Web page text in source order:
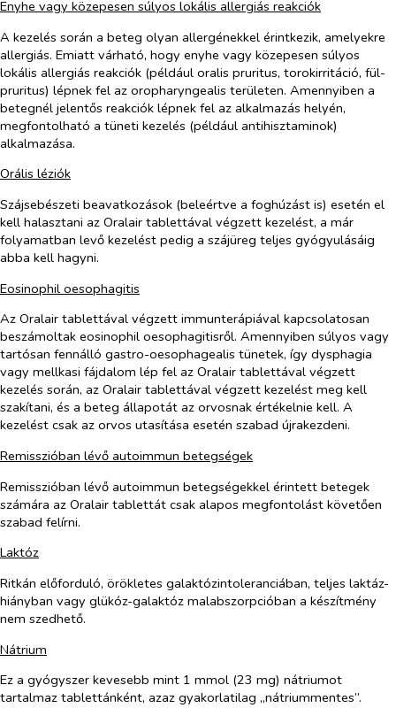
Enyhe vagy közepesen súlyos lokális allergiás reakciók
A kezelés során a beteg olyan allergénekkel érintkezik, amelyekre
allergiás. Emiatt várható, hogy enyhe vagy közepesen súlyos
lokális allergiás reakciók (például oralis pruritus, torokirritáció, fül-
pruritus) lépnek fel az oropharyngealis területen. Amennyiben a
betegnél jelentős reakciók lépnek fel az alkalmazás helyén,
megfontolható a tüneti kezelés (például antihisztaminok)
alkalmazása.
Orális léziók
Szájsebészeti beavatkozások (beleértve a foghúzást is) esetén el
kell halasztani az Oralair tablettával végzett kezelést, a már
folyamatban levő kezelést pedig a szájüreg teljes gyógyulásáig
abba kell hagyni.
Eosinophil oesophagitis
Az Oralair tablettával végzett immunterápiával kapcsolatosan
beszámoltak eosinophil oesophagitisről. Amennyiben súlyos vagy
tartósan fennálló gastro-oesophagealis tünetek, így dysphagia
vagy mellkasi fájdalom lép fel az Oralair tablettával végzett
kezelés során, az Oralair tablettával végzett kezelést meg kell
szakítani, és a beteg állapotát az orvosnak értékelnie kell. A
kezelést csak az orvos utasítása esetén szabad újrakezdeni.
Remisszióban lévő autoimmun betegségek
Remisszióban lévő autoimmun betegségekkel érintett betegek
számára az Oralair tablettát csak alapos megfontolást követően
szabad felírni.
Laktóz
Ritkán előforduló, örökletes galaktózintoleranciában, teljes laktáz-
hiányban vagy glükóz-galaktóz malabszorpcióban a készítmény
nem szedhető.
Nátrium
Ez a gyógyszer kevesebb mint 1 mmol (23 mg) nátriumot
tartalmaz tablettánként, azaz gyakorlatilag „nátriummentes”.